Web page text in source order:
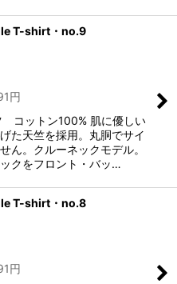
T-shirt・no.9
円
コットン100% 肌に優しい
た天竺を採用。丸胴でサイ
ん。クルーネックモデル。
クをフロント・バッ…
T-shirt・no.8
円